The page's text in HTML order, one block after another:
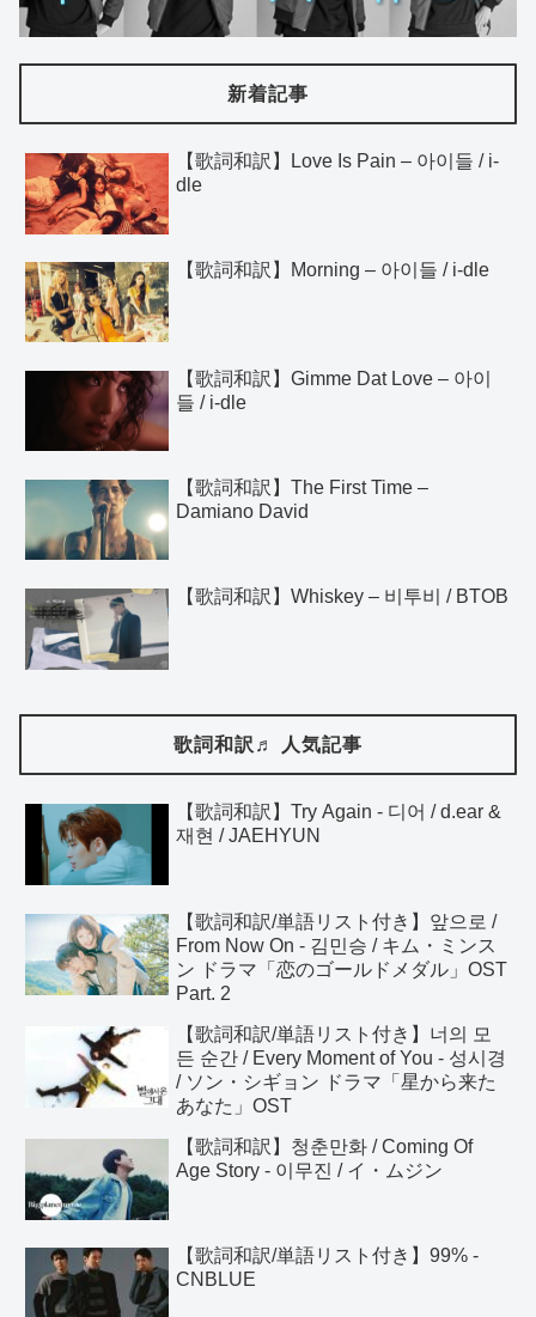
新着記事
【歌詞和訳】Love Is Pain – 아이들 / i-
dle
【歌詞和訳】Morning – 아이들 / i-dle
【歌詞和訳】Gimme Dat Love – 아이
들 / i-dle
【歌詞和訳】The First Time –
Damiano David
【歌詞和訳】Whiskey – 비투비 / BTOB
歌詞和訳♬ 人気記事
【歌詞和訳】Try Again - 디어 / d.ear &
재현 / JAEHYUN
【歌詞和訳/単語リスト付き】앞으로 /
From Now On - 김민승 / キム・ミンス
ン ドラマ「恋のゴールドメダル」OST
Part. 2
【歌詞和訳/単語リスト付き】너의 모
든 순간 / Every Moment of You - 성시경
/ ソン・シギョン ドラマ「星から来た
あなた」OST
【歌詞和訳】청춘만화 / Coming Of
Age Story - 이무진 / イ・ムジン
【歌詞和訳/単語リスト付き】99% -
CNBLUE